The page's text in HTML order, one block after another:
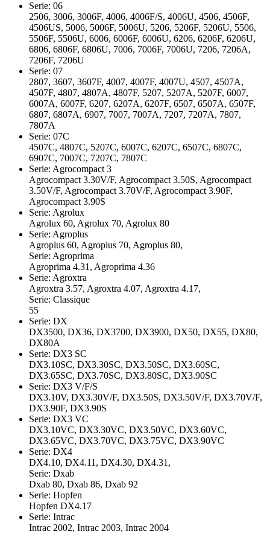
Serie: 06
2506, 3006, 3006F, 4006, 4006F/S, 4006U, 4506, 4506F,
4506US, 5006, 5006F, 5006U, 5206, 5206F, 5206U, 5506,
5506F, 5506U, 6006, 6006F, 6006U, 6206, 6206F, 6206U,
6806, 6806F, 6806U, 7006, 7006F, 7006U, 7206, 7206A,
7206F, 7206U
Serie: 07
2807, 3607, 3607F, 4007, 4007F, 4007U, 4507, 4507A,
4507F, 4807, 4807A, 4807F, 5207, 5207A, 5207F, 6007,
6007A, 6007F, 6207, 6207A, 6207F, 6507, 6507A, 6507F,
6807, 6807A, 6907, 7007, 7007A, 7207, 7207A, 7807,
7807A
Serie: 07C
4507C, 4807C, 5207C, 6007C, 6207C, 6507C, 6807C,
6907C, 7007C, 7207C, 7807C
Serie: Agrocompact 3
Agrocompact 3.30V/F, Agrocompact 3.50S, Agrocompact
3.50V/F, Agrocompact 3.70V/F, Agrocompact 3.90F,
Agrocompact 3.90S
Serie: Agrolux
Agrolux 60, Agrolux 70, Agrolux 80
Serie: Agroplus
Agroplus 60, Agroplus 70, Agroplus 80,
Serie: Agroprima
Agroprima 4.31, Agroprima 4.36
Serie: Agroxtra
Agroxtra 3.57, Agroxtra 4.07, Agroxtra 4.17,
Serie: Classique
55
Serie: DX
DX3500, DX36, DX3700, DX3900, DX50, DX55, DX80,
DX80A
Serie: DX3 SC
DX3.10SC, DX3.30SC, DX3.50SC, DX3.60SC,
DX3.65SC, DX3.70SC, DX3.80SC, DX3.90SC
Serie: DX3 V/F/S
DX3.10V, DX3.30V/F, DX3.50S, DX3.50V/F, DX3.70V/F,
DX3.90F, DX3.90S
Serie: DX3 VC
DX3.10VC, DX3.30VC, DX3.50VC, DX3.60VC,
DX3.65VC, DX3.70VC, DX3.75VC, DX3.90VC
Serie: DX4
DX4.10, DX4.11, DX4.30, DX4.31,
Serie: Dxab
Dxab 80, Dxab 86, Dxab 92
Serie: Hopfen
Hopfen DX4.17
Serie: Intrac
Intrac 2002, Intrac 2003, Intrac 2004